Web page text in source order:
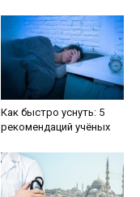
Как быстро уснуть: 5
рекомендаций учёных